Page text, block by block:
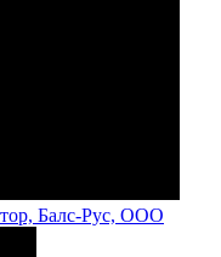
Балс-Рус, ООО